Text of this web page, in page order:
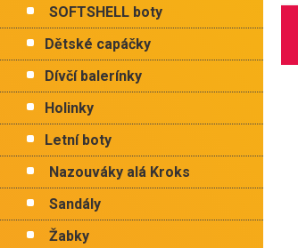
SOFTSHELL boty
Dětské capáčky
Dívčí balerínky
Holinky
Letní boty
Nazouváky alá Kroks
Sandály
Žabky